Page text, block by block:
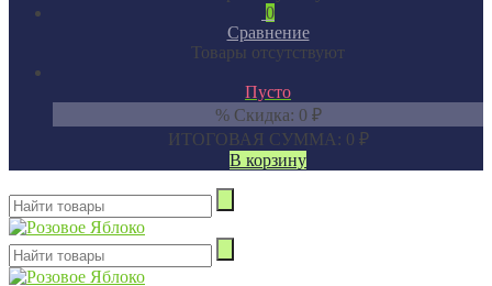
0
Сравнение
Товары отсутствуют
Пусто
% Скидка: 0 ₽
ИТОГОВАЯ СУММА: 0 ₽
В корзину